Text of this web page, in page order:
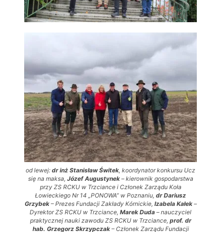
od lewej: dr inż Stanisław Świtek, koordynator konkursu Ucz
się na maksa, Józef Augustynek– kierownik gospodarstwa
przy ZS RCKU w Trzciance i Członek Zarządu Koła
Łowieckiego Nr 14 „PONOWA” w Poznaniu, dr Dariusz
Grzybek– Prezes Fundacji Zakłady Kórnickie, Izabela Kałek–
Dyrektor ZS RCKU w Trzciance, Marek Duda – nauczyciel
praktycznej nauki zawodu ZS RCKU w Trzciance, prof. dr
hab. Grzegorz Skrzypczak– Członek Zarządu Fundacji